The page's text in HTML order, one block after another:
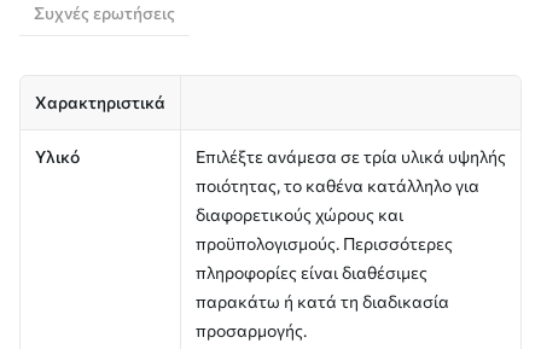
Συχνές ερωτήσεις
Χαρακτηριστικά
Υλικό
Επιλέξτε ανάμεσα σε τρία υλικά υψηλής
ποιότητας, το καθένα κατάλληλο για
διαφορετικούς χώρους και
προϋπολογισμούς. Περισσότερες
πληροφορίες είναι διαθέσιμες
παρακάτω ή κατά τη διαδικασία
προσαρμογής.